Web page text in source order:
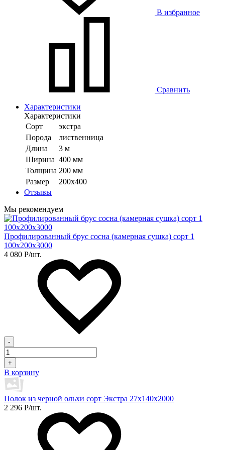
В избранное
Сравнить
Характеристики
Характеристики
Сорт
экстра
Порода
лиственница
Длина
3 м
Ширина 400 мм
Толщина 200 мм
Размер
200х400
Отзывы
Мы рекомендуем
Профилированный брус сосна (камерная сушка) сорт 1
100х200х3000
4 080 Р/шт.
-
+
В корзину
Полок из черной ольхи сорт Экстра 27х140х2000
2 296 Р/шт.